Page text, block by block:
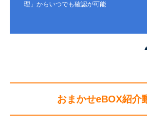
理」からいつでも確認が可能
おまかせeBOX紹介